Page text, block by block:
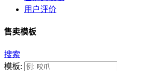
用户评价
售卖模板
搜索
模板: